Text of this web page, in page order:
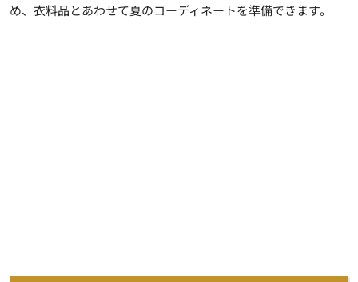
め、衣料品とあわせて夏のコーディネートを準備できます。